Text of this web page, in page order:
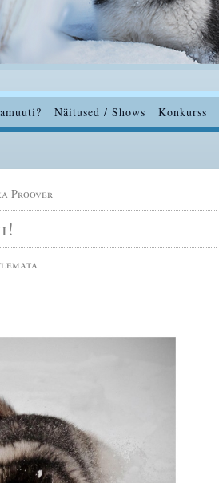
Näitused / Shows Konkurss
Proover